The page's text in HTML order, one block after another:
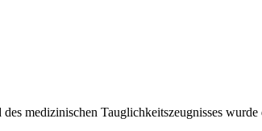
medizinischen Tauglichkeitszeugnisses